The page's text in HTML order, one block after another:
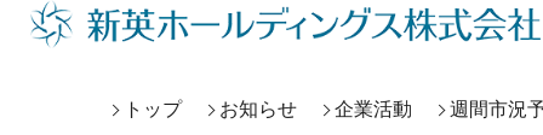
トップ お知らせ 企業活動 週間市況